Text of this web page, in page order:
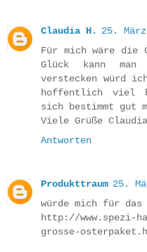
Claudia H. 25.
Für mich wäre die
Glück kann
verstecken würd
hoffentlich viel
sich bestimmt gut
Viele Grüße Claudia
Antworten
Produkttraum 25.
würde mich für das
http://www.spezi-
grosse-